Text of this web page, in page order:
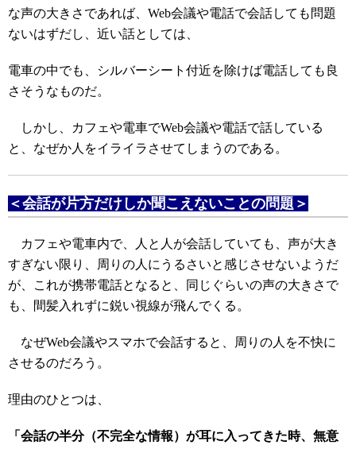
な声の大きさであれば、Web会議や電話で会話しても問題
ないはずだし、近い話としては、
電車の中でも、シルバーシート付近を除けば電話しても良
さそうなものだ。
しかし、カフェや電車でWeb会議や電話で話している
と、なぜか人をイライラさせてしまうのである。
＜会話が片方だけしか聞こえないことの問題＞
カフェや電車内で、人と人が会話していても、声が大き
すぎない限り、周りの人にうるさいと感じさせないようだ
が、これが携帯電話となると、同じぐらいの声の大きさで
も、間髪入れずに鋭い視線が飛んでくる。
なぜWeb会議やスマホで会話すると、周りの人を不快に
させるのだろう。
理由のひとつは、
「会話の半分（不完全な情報）が耳に入ってきた時、無意